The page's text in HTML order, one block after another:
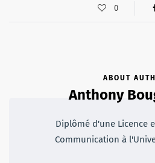
0
ABOUT
Anthony
Diplômé d'une Licence
Communication à